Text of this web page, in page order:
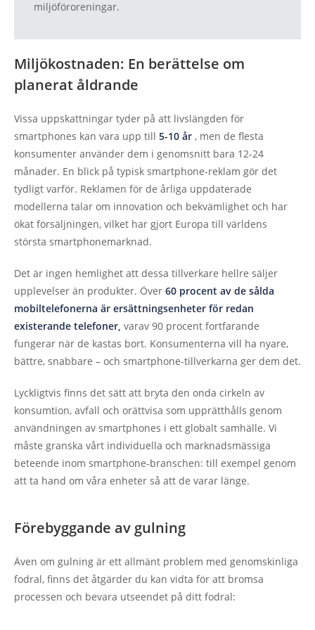
miljöföroreningar.
Miljökostnaden: En berättelse om
planerat åldrande
Vissa uppskattningar tyder på att livslängden för
smartphones kan vara upp till 5-10 år , men de flesta
konsumenter använder dem i genomsnitt bara 12-24
månader. En blick på typisk smartphone-reklam gör det
tydligt varför. Reklamen för de årliga uppdaterade
modellerna talar om innovation och bekvämlighet och har
ökat försäljningen, vilket har gjort Europa till världens
största smartphonemarknad.
Det är ingen hemlighet att dessa tillverkare hellre säljer
upplevelser än produkter. Över 60 procent av de sålda
mobiltelefonerna är ersättningsenheter för redan
existerande telefoner, varav 90 procent fortfarande
fungerar när de kastas bort. Konsumenterna vill ha nyare,
bättre, snabbare – och smartphone-tillverkarna ger dem det.
Lyckligtvis finns det sätt att bryta den onda cirkeln av
konsumtion, avfall och orättvisa som upprätthålls genom
användningen av smartphones i ett globalt samhälle. Vi
måste granska vårt individuella och marknadsmässiga
beteende inom smartphone-branschen: till exempel genom
att ta hand om våra enheter så att de varar länge.
Förebyggande av gulning
Även om gulning är ett allmänt problem med genomskinliga
fodral, finns det åtgärder du kan vidta för att bromsa
processen och bevara utseendet på ditt fodral: